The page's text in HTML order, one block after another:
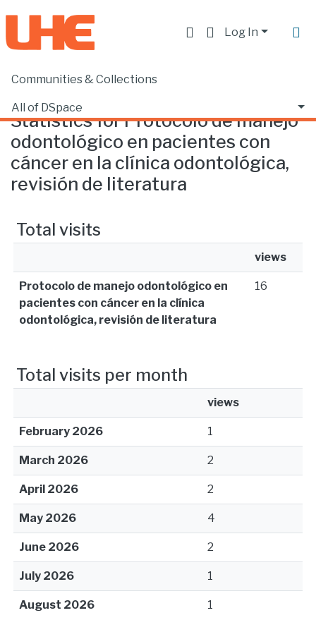
Log In
Communities & Collections
All of DSpace
Home Statistics
Statistics for Protocolo de manejo
odontológico en pacientes con
cáncer en la clínica odontológica,
revisión de literatura
Total visits
views
Protocolo de manejo odontológico en
pacientes con cáncer en la clínica
odontológica, revisión de literatura
16
Total visits per month
views
February 2026 1
March 2026 2
April 2026 2
May 2026 4
June 2026 2
July 2026 1
August 2026 1